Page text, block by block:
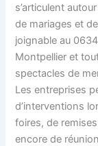
s’articulent
de mariages et
joignable au
Montpellier et
spectacles de
Les entreprises
d’interventions
foires, de
encore de